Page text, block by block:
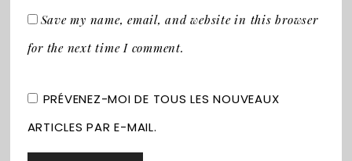
Save my name, email, and website in this browser
for the next time I comment.
PRÉVENEZ-MOI DE TOUS LES NOUVEAUX
ARTICLES PAR E-MAIL.